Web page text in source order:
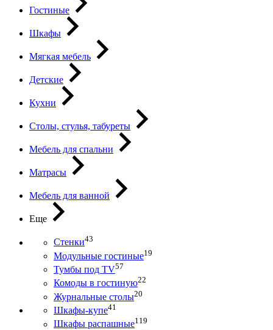
Гостиные
Шкафы
Мягкая мебель
Детские
Кухни
Столы, стулья, табуреты
Мебель для спальни
Матрасы
Мебель для ванной
Еще
Стенки43
Модульные гостиные19
Тумбы под ТV57
Комоды в гостиную22
Журнальные столы20
Шкафы-купе41
Шкафы распашные119